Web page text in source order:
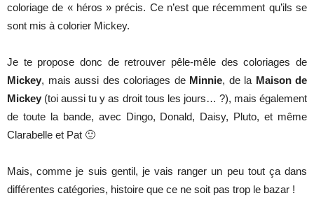
coloriage de « héros » précis. Ce n’est que récemment qu’ils se
sont mis à colorier Mickey.
Je te propose donc de retrouver pêle-mêle des coloriages de
Mickey, mais aussi des coloriages de Minnie, de la Maison de
Mickey (toi aussi tu y as droit tous les jours… ?), mais également
de toute la bande, avec Dingo, Donald, Daisy, Pluto, et même
Clarabelle et Pat 🙂
Mais, comme je suis gentil, je vais ranger un peu tout ça dans
différentes catégories, histoire que ce ne soit pas trop le bazar !